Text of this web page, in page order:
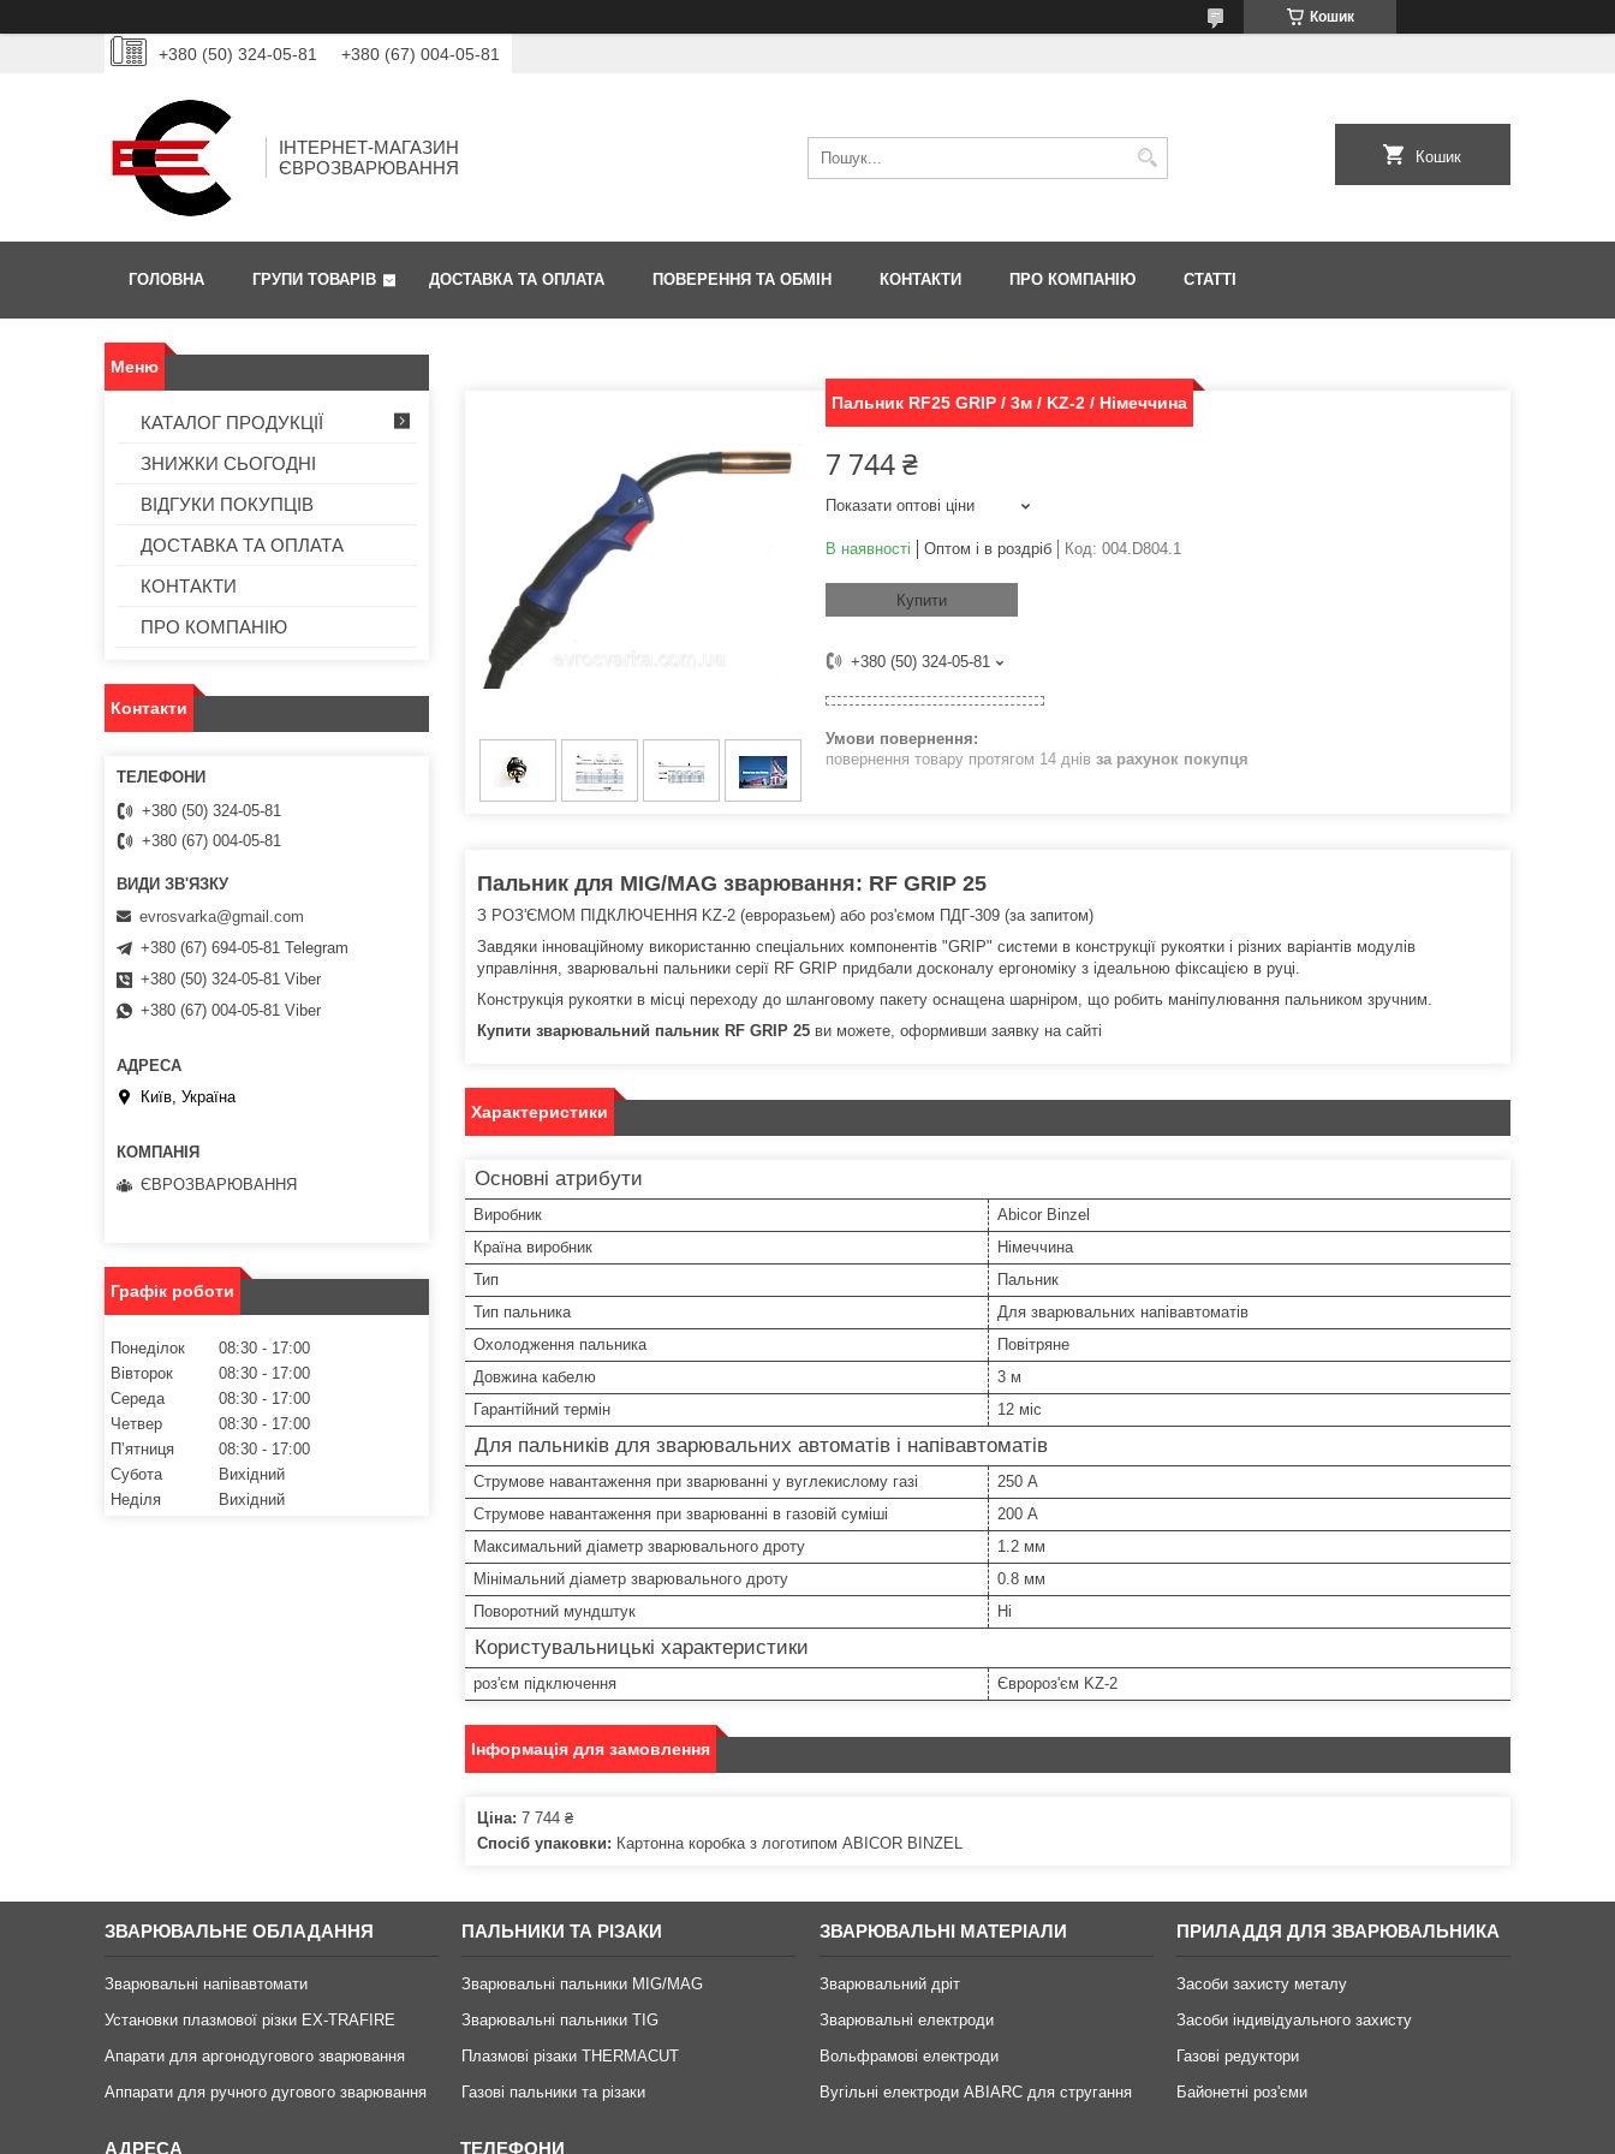
Кошик
+380 (50) 324-05-81 +380 (67) 004-05-81
ІНТЕРНЕТ-МАГАЗИН
ЄВРОЗВАРЮВАННЯ
Кошик
ГОЛОВНА ГРУПИ ТОВАРІВ ДОСТАВКА ТА ОПЛАТА ПОВЕРЕННЯ ТА ОБМІН КОНТАКТИ ПРО КОМПАНІЮ СТАТТІ
Пальник RF25 GRIP / 3м / KZ-2 / Німеччина
7 744 ₴
Показати оптові ціни
В наявності Оптом і в роздріб Код: 004.D804.1
Купити
+380 (50) 324-05-81
повернення товару протягом 14 днів за рахунок покупця
Пальник для MIG/MAG зварювання: RF GRIP 25
З РОЗ'ЄМОМ ПІДКЛЮЧЕННЯ KZ-2 (евроразьем) або роз'ємом ПДГ-309 (за запитом)
Завдяки інноваційному використанню спеціальних компонентів "GRIP" системи в конструкції рукоятки і різних варіантів модулів
управління, зварювальні пальники серії RF GRIP придбали досконалу ергономіку з ідеальною фіксацією в руці.
Конструкція рукоятки в місці переходу до шланговому пакету оснащена шарніром, що робить маніпулювання пальником зручним.
Купити зварювальний пальник RF GRIP 25 ви можете, оформивши заявку на сайті
Характеристики
Основні атрибути
Виробник
Abicor Binzel
Країна виробник
Німеччина
Тип
Пальник
Тип пальника
Для зварювальних напівавтоматів
Охолодження пальника
Повітряне
Довжина кабелю
3 м
Гарантійний термін
12 міс
Для пальників для зварювальних автоматів і напівавтоматів
Струмове навантаження при зварюванні у вуглекислому газі
250 А
Струмове навантаження при зварюванні в газовій суміші
200 А
Максимальний діаметр зварювального дроту
1.2 мм
Мінімальний діаметр зварювального дроту
0.8 мм
Поворотний мундштук
Ні
Користувальницькі характеристики
роз'єм підключення Євророз'єм KZ-2
Інформація для замовлення
Ціна: 7 744 ₴
Спосіб упаковки: Картонна коробка з логотипом ABICOR BINZEL
КАТАЛОГ ПРОДУКЦІЇ
ЗНИЖКИ СЬОГОДНІ
ВІДГУКИ ПОКУПЦІВ
ДОСТАВКА ТА ОПЛАТА
КОНТАКТИ
ПРО КОМПАНІЮ
Контакти
+380 (50) 324-05-81
+380 (67) 004-05-81
evrosvarka@gmail.com
+380 (67) 694-05-81 Telegram
+380 (50) 324-05-81 Viber
+380 (67) 004-05-81 Viber
Київ, Україна
ЄВРОЗВАРЮВАННЯ
Графік роботи
Понеділок 08:30
17:00
Вівторок
08:30
17:00
Середа
08:30
17:00
Четвер
08:30
17:00
Пʼятниця
08:30
17:00
Субота
Вихідний
Неділя
Вихідний
ЗВАРЮВАЛЬНЕ ОБЛАДАННЯ
Зварювальні напівавтомати
Установки плазмової різки EX-TRAFIRE
Апарати для аргонодугового зварювання
Аппарати для ручного дугового зварювання
ПАЛЬНИКИ ТА РІЗАКИ
Зварювальні пальники MIG/MAG
Зварювальні пальники TIG
Плазмові різаки THERMACUT
Газові пальники та різаки
ЗВАРЮВАЛЬНІ МАТЕРІАЛИ
Зварювальний дріт
Зварювальні електроди
Вольфрамові електроди
Вугільні електроди ABIARC для стругання
ПРИЛАДДЯ ДЛЯ ЗВАРЮВАЛЬНИКА
Засоби захисту металу
Засоби індивідуального захисту
Газові редуктори
Байонетні роз'єми